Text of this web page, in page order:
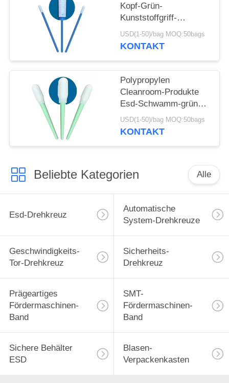
Kopf-Grün-
Kunststoffgriff-
Reinigungsputzlappen
für Tastatur
USD(1-50)/bag MOQ:50bags
KONTAKT
Polypropylen
Cleanroom-Produkte
Esd-Schwamm-grüner
Kunststoffgriff-
Schaum-
USD(1-50)/bag MOQ:50bags
KONTAKT
Beliebte Kategorien Alle
Esd-Drehkreuz
Automatische
System-Drehkreuze
Geschwindigkeits-
Tor-Drehkreuz
Sicherheits-
Drehkreuz
Prägeartiges
Fördermaschinen-
Band
SMT-
Fördermaschinen-
Band
Sichere Behälter
ESD
Blasen-
Verpackenkasten